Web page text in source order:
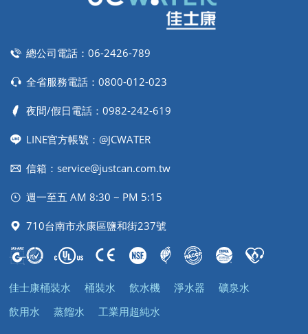
總公司電話：06-2426-789
全省服務電話：0800-012-023
夜間/假日電話：0982-242-619
LINE官方帳號：@JCWATER
信箱：service@justcan.com.tw
週一至五 AM 8:30 ~ PM 5:15
710台南市永康區鹽和街237號
佳士康桶裝水 桶裝水 飲水機 淨水器
礦泉水
飲用水
蒸餾水 工業用超純水